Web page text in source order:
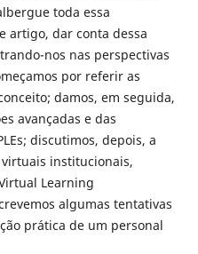
toda essa
artigo, dar conta dessa
nos nas perspectivas
por referir as
damos, em seguida,
avançadas e das
discutimos, depois, a
institucionais,
Learning
algumas tentativas
prática de um personal